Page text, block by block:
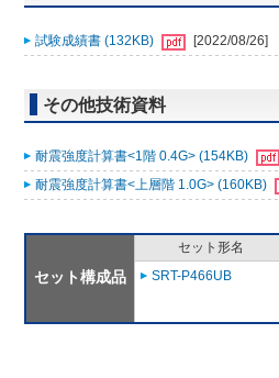
試験成績書 (132KB) [2022/08/26]
その他技術資料
耐震強度計算書<1階 0.4G> (154KB)
耐震強度計算書<上層階 1.0G> (160KB)
セット構成品
セット形名
SRT-P466UB